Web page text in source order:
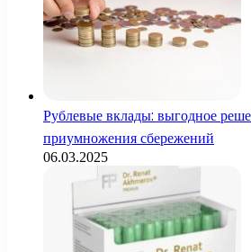
Рублевые вклады: выгодное
приумножения сбережений
06.03.2025